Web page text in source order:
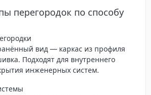
перегородок по способу
вид — каркас из профиля
Подходят для внутреннего
инженерных систем.